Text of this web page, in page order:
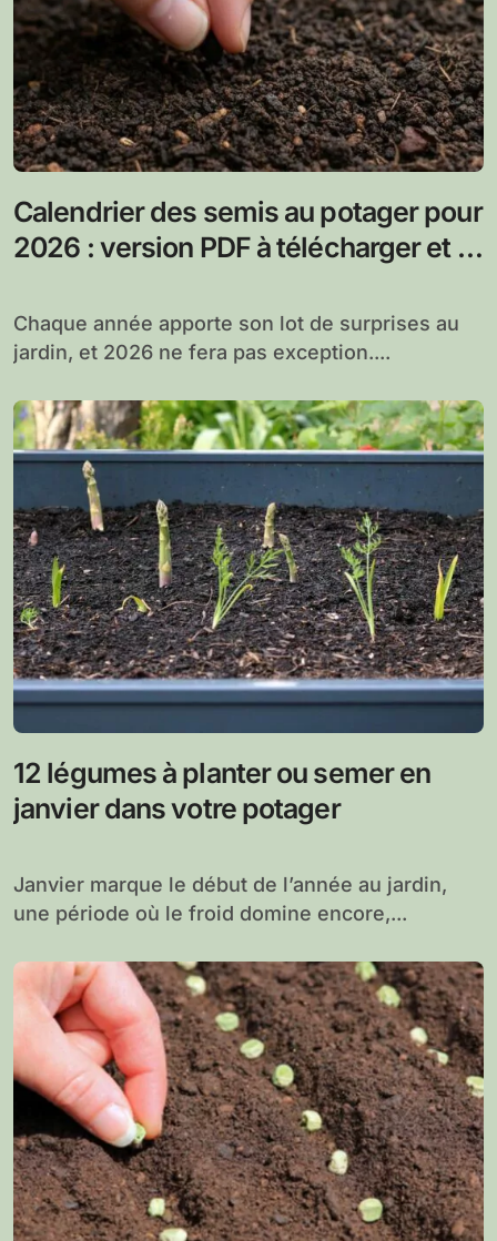
Calendrier des semis au potager pour
2026 : version PDF à télécharger et à
Chaque année apporte son lot de surprises au
jardin, et 2026 ne fera pas exception....
12 légumes à planter ou semer en
janvier dans votre potager
Janvier marque le début de l’année au jardin,
une période où le froid domine encore,...